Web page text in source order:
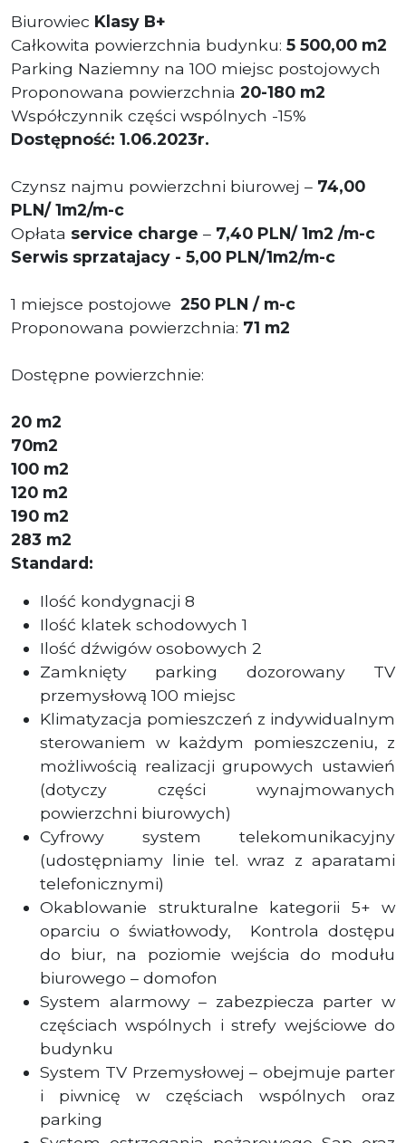
Biurowiec Klasy B+
Całkowita powierzchnia budynku: 5 500,00 m2
Parking Naziemny na 100 miejsc postojowych
Proponowana powierzchnia 20-180 m2
Współczynnik części wspólnych -15%
Dostępność: 1.06.2023r.
Czynsz najmu powierzchni biurowej – 74,00
PLN/ 1m2/m-c
Opłata service charge – 7,40 PLN/ 1m2 /m-c
Serwis sprzatajacy - 5,00 PLN/1m2/m-c
1 miejsce postojowe 250 PLN / m-c
Proponowana powierzchnia: 71 m2
Dostępne powierzchnie:
20 m2
70m2
100 m2
120 m2
190 m2
283 m2
Standard:
Ilość kondygnacji 8
Ilość klatek schodowych 1
Ilość dźwigów osobowych 2
Zamknięty parking dozorowany TV
przemysłową 100 miejsc
Klimatyzacja pomieszczeń z indywidualnym
sterowaniem w każdym pomieszczeniu, z
możliwością realizacji grupowych ustawień
(dotyczy części wynajmowanych
powierzchni biurowych)
Cyfrowy system telekomunikacyjny
(udostępniamy linie tel. wraz z aparatami
telefonicznymi)
Okablowanie strukturalne kategorii 5+ w
oparciu o światłowody, Kontrola dostępu
do biur, na poziomie wejścia do modułu
biurowego – domofon
System alarmowy – zabezpiecza parter w
częściach wspólnych i strefy wejściowe do
budynku
System TV Przemysłowej – obejmuje parter
i piwnicę w częściach wspólnych oraz
parking